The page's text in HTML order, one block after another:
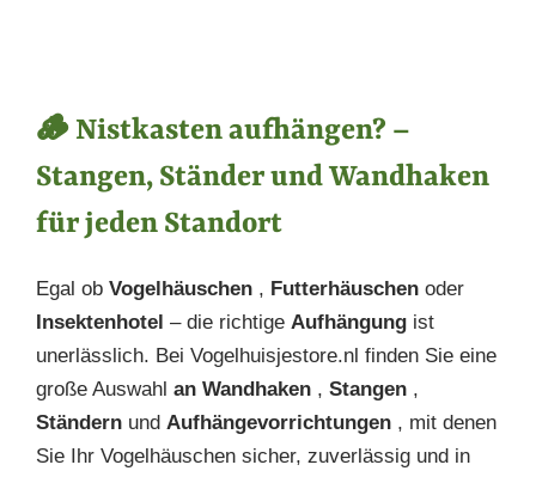
🪵 Nistkasten aufhängen? –
Stangen, Ständer und Wandhaken
für jeden Standort
Egal ob Vogelhäuschen , Futterhäuschen oder
Insektenhotel – die richtige Aufhängung ist
unerlässlich. Bei Vogelhuisjestore.nl finden Sie eine
große Auswahl an Wandhaken , Stangen ,
Ständern und Aufhängevorrichtungen , mit denen
Sie Ihr Vogelhäuschen sicher, zuverlässig und in